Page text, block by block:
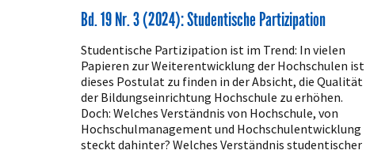
Bd. 19 Nr. 3 (2024): Studentische Partizipation
Studentische Partizipation ist im Trend: In vielen
Papieren zur Weiterentwicklung der Hochschulen ist
dieses Postulat zu finden in der Absicht, die Qualität
der Bildungseinrichtung Hochschule zu erhöhen.
Doch: Welches Verständnis von Hochschule, von
Hochschulmanagement und Hochschulentwicklung
steckt dahinter? Welches Verständnis studentischer